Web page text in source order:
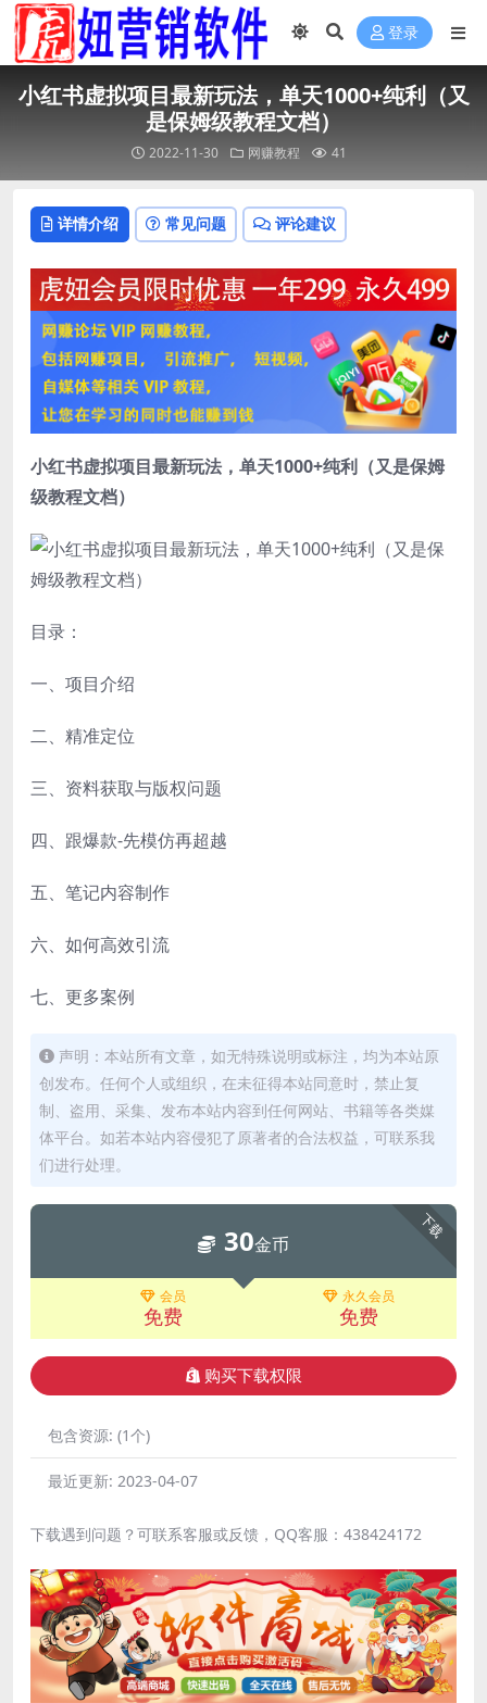
登录
小红书虚拟项目最新玩法，单天1000+纯利（又
是保姆级教程文档）
2022-11-30 网赚教程 41
详情介绍 常见问题 评论建议
小红书虚拟项目最新玩法，单天1000+纯利（又是保姆
级教程文档）
目录：
一、项目介绍
二、精准定位
三、资料获取与版权问题
四、跟爆款-先模仿再超越
五、笔记内容制作
六、如何高效引流
七、更多案例
声明：本站所有文章，如无特殊说明或标注，均为本站原
创发布。任何个人或组织，在未征得本站同意时，禁止复
制、盗用、采集、发布本站内容到任何网站、书籍等各类媒
体平台。如若本站内容侵犯了原著者的合法权益，可联系我
们进行处理。
下载
30金币
会员
免费
永久会员
免费
购买下载权限
包含资源: (1个)
最近更新: 2023-04-07
下载遇到问题？可联系客服或反馈，QQ客服：438424172